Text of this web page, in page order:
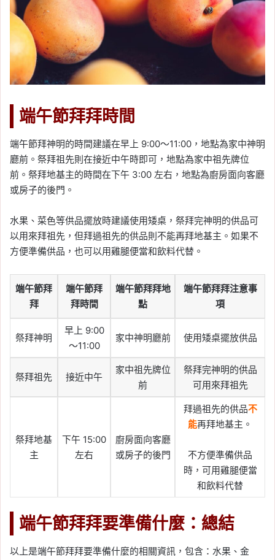
端午節拜拜時間
端午節拜神明的時間建議在早上 9:00～11:00，地點為家中神明
廳前。祭拜祖先則在接近中午時即可，地點為家中祖先牌位
前。祭拜地基主的時間在下午 3:00 左右，地點為廚房面向客廳
或房子的後門。
水果、菜色等供品擺放時建議使用矮桌，祭拜完神明的供品可
以用來拜祖先，但拜過祖先的供品則不能再拜地基主。如果不
方便準備供品，也可以用雞腿便當和飲料代替。
端午節拜
拜
端午節拜
拜時間
端午節拜拜地
點
端午節拜拜注意事
項
祭拜神明
早上 9:00
～11:00
家中神明廳前 使用矮桌擺放供品
祭拜祖先 接近中午
家中祖先牌位
前
祭拜完神明的供品
可用來拜祖先
祭拜地基
主
下午 15:00
左右
廚房面向客廳
或房子的後門
拜過祖先的供品不
能再拜地基主。
不方便準備供品
時，可用雞腿便當
和飲料代替
端午節拜拜要準備什麼：總結
以上是端午節拜拜要準備什麼的相關資訊，包含：水果、金